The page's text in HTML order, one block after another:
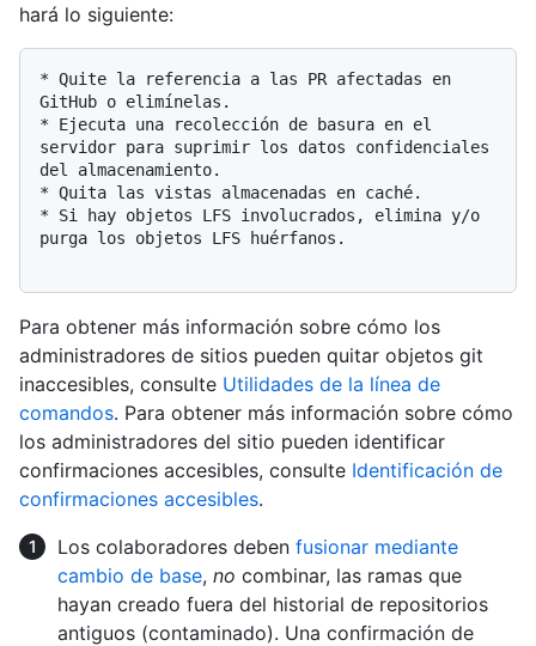
hará lo siguiente:
* Quite la referencia a las PR afectadas en
GitHub o elimínelas.
* Ejecuta una recolección de basura en el
servidor para suprimir los datos confidenciales
del almacenamiento.
* Quita las vistas almacenadas en caché.
* Si hay objetos LFS involucrados, elimina y/o
purga los objetos LFS huérfanos.
Para obtener más información sobre cómo los
administradores de sitios pueden quitar objetos git
inaccesibles, consulte Utilidades de la línea de
comandos. Para obtener más información sobre cómo
los administradores del sitio pueden identificar
confirmaciones accesibles, consulte Identificación de
confirmaciones accesibles.
Los colaboradores deben fusionar mediante
cambio de base, no combinar, las ramas que
hayan creado fuera del historial de repositorios
antiguos (contaminado). Una confirmación de